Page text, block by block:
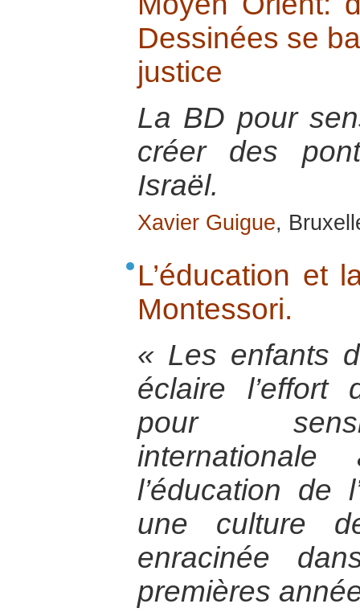
Dessinées se
justice
La BD pour
créer des
Israël.
Xavier Guigue,
L’éducation et
Montessori.
« Les enfants
éclaire l’effort
pour
l’éducation de
une culture
enracinée
premières